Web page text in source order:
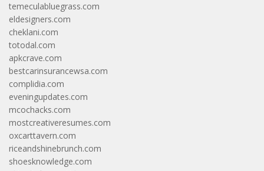
temeculabluegrass.com
eldesigners.com
cheklani.com
totodal.com
apkcrave.com
bestcarinsurancewsa.com
complidia.com
eveningupdates.com
mcochacks.com
mostcreativeresumes.com
oxcarttavern.com
riceandshinebrunch.com
shoesknowledge.com